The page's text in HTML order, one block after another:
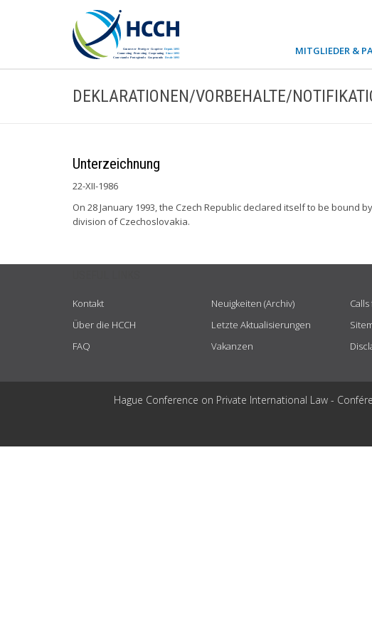
MITGLIEDER &
DEKLARATIONEN/VORBEHALTE/
Unterzeichnung
22-XII-1986
On 28 January 1993, the Czech Republic declared itself to be
division of Czechoslovakia.
Kontakt
Über die HCCH
FAQ
Neuigkeiten (Archiv)
Letzte Aktualisierungen
Vakanzen
Hague Conference on Private International Law -